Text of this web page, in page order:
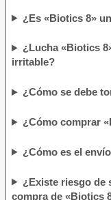
¿Es «Biotics 8»
¿Lucha «Biotics
irritable?
¿Cómo se debe
¿Cómo comprar
¿Cómo es el
¿Existe riesgo de
compra de «Biotics